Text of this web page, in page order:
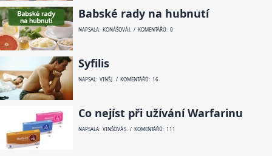
Babské rady na hubnutí
NAPSALA: KONÁŠOVÁ J. / KOMENTÁŘŮ: 0
Syfilis
NAPSAL: VINŠ J. / KOMENTÁŘŮ: 16
Co nejíst při užívání Warfarinu
NAPSALA: VINŠOVÁ S. / KOMENTÁŘŮ: 111